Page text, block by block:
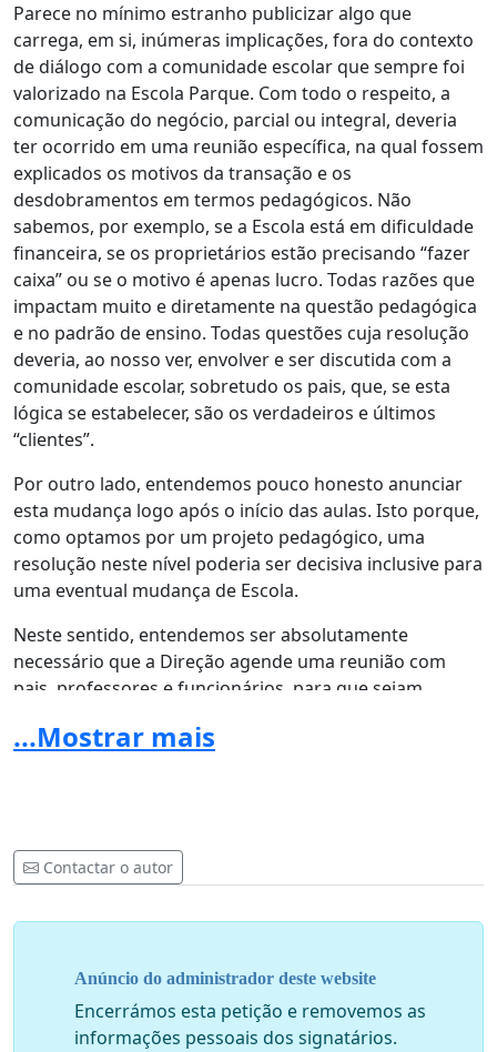
Parece no mínimo estranho publicizar algo que
carrega, em si, inúmeras implicações, fora do contexto
de diálogo com a comunidade escolar que sempre foi
valorizado na Escola Parque. Com todo o respeito, a
comunicação do negócio, parcial ou integral, deveria
ter ocorrido em uma reunião específica, na qual fossem
explicados os motivos da transação e os
desdobramentos em termos pedagógicos. Não
sabemos, por exemplo, se a Escola está em dificuldade
financeira, se os proprietários estão precisando “fazer
caixa” ou se o motivo é apenas lucro. Todas razões que
impactam muito e diretamente na questão pedagógica
e no padrão de ensino. Todas questões cuja resolução
deveria, ao nosso ver, envolver e ser discutida com a
comunidade escolar, sobretudo os pais, que, se esta
lógica se estabelecer, são os verdadeiros e últimos
“clientes”.
Por outro lado, entendemos pouco honesto anunciar
esta mudança logo após o início das aulas. Isto porque,
como optamos por um projeto pedagógico, uma
resolução neste nível poderia ser decisiva inclusive para
uma eventual mudança de Escola.
Neste sentido, entendemos ser absolutamente
necessário que a Direção agende uma reunião com
pais, professores e funcionários, para que sejam
novos rumos da Escola Parque.
...Mostrar mais
Contactar o autor
Anúncio do administrador deste website
Encerrámos esta petição e removemos as
informações pessoais dos signatários.